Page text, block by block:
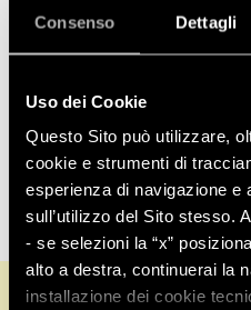
Consenso Dettagli
Uso dei Cookie
Questo Sito può utilizzare,
cookie e strumenti di
esperienza di navigazione e
sull’utilizzo del Sito stesso.
- se selezioni la “x”
alto a destra, continuerai la
installazione dei cookie
0 prodotti